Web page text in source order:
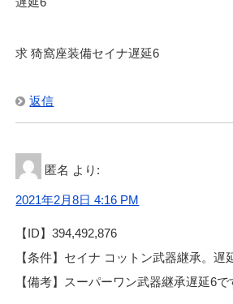
求 猗窩座装備セイナ遅延6
返信
匿名 より:
2021年2月8日 4:16 PM
【ID】394,492,876
【条件】セイナ コットン武器継承。遅
【備考】スーパーワン武器継承遅延6で